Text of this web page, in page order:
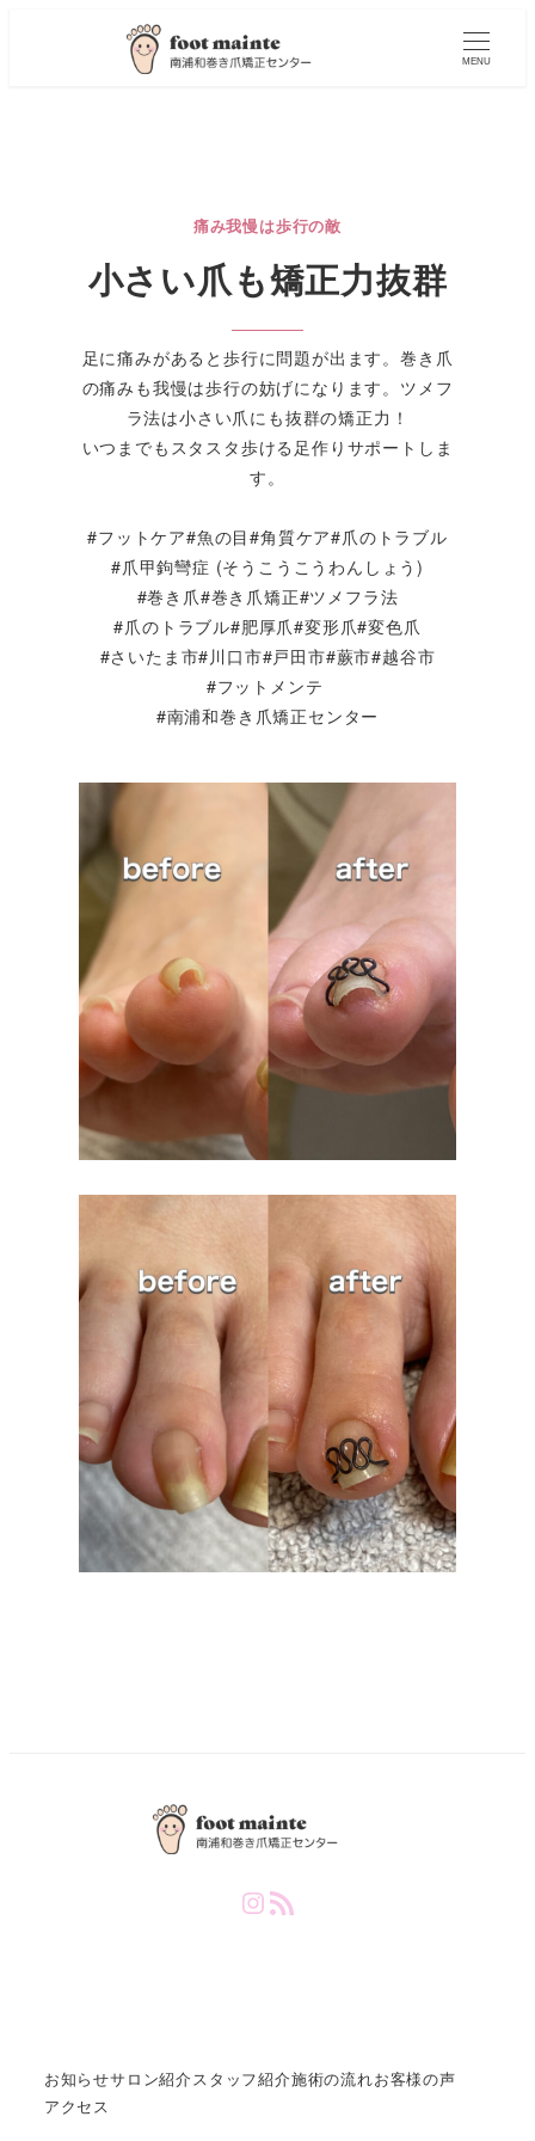
MENU
痛み我慢は歩行の敵
小さい爪も矯正力抜群
足に痛みがあると歩行に問題が出ます。巻き爪
の痛みも我慢は歩行の妨げになります。ツメフ
ラ法は小さい爪にも抜群の矯正力！
いつまでもスタスタ歩ける足作りサポートしま
す。
#フットケア#魚の目#角質ケア#爪のトラブル
#爪甲鉤彎症 (そうこうこうわんしょう)
#巻き爪#巻き爪矯正#ツメフラ法
#爪のトラブル#肥厚爪#変形爪#変色爪
#さいたま市#川口市#戸田市#蕨市#越谷市
#フットメンテ
#南浦和巻き爪矯正センター
InstagramRSS Feed
お知らせサロン紹介スタッフ紹介施術の流れお客様の声
アクセス